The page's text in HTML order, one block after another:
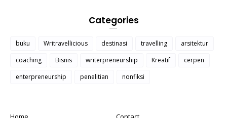
Categories
buku Writravellicious destinasi travelling
arsitektur
coaching
Bisnis writerpreneurship Kreatif
cerpen
enterpreneurship
penelitian nonfiksi